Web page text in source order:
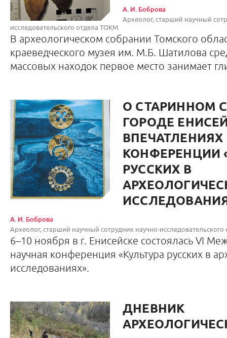
А. И. Боброва
Археолог, старший научный
исследовательского отдела ТОКМ
В археологическом собрании Томского
краеведческого музея им. М.Б. Шатилова
массовых находок первое место занимает
О СТАРИННОМ
ГОРОДЕ
ВПЕЧАТЛЕНИЯХ
КОНФЕРЕНЦИИ
РУССКИХ В
А. И. Боброва
Археолог, старший научный сотрудник научно-
6–10 ноября в г. Енисейске состоялась VI
научная конференция «Культура русских в
исследованиях».
ДНЕВНИК